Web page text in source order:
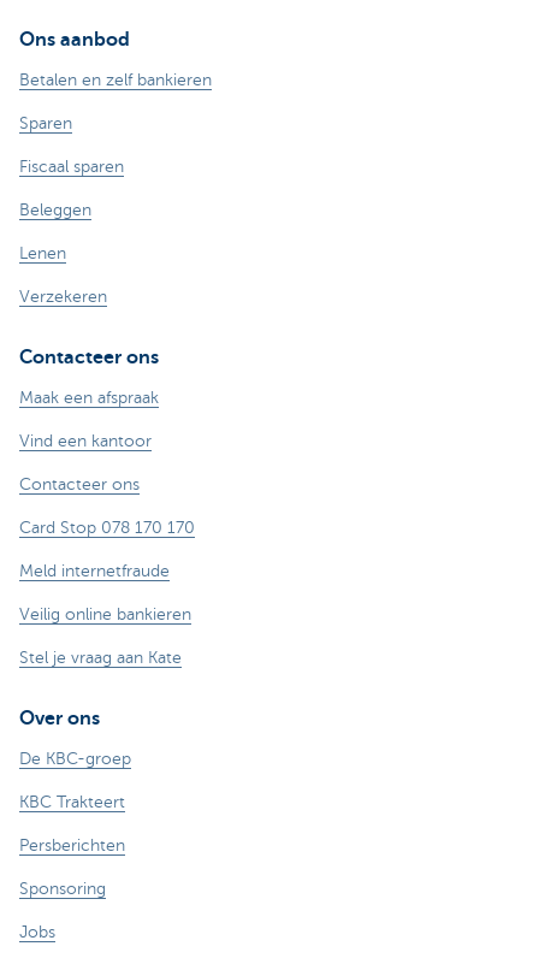
Ons aanbod
Betalen en zelf bankieren
Sparen
Fiscaal sparen
Beleggen
Lenen
Verzekeren
Contacteer ons
Maak een afspraak
Vind een kantoor
Contacteer ons
Card Stop 078 170 170
Meld internetfraude
Veilig online bankieren
Stel je vraag aan Kate
Over ons
De KBC-groep
KBC Trakteert
Persberichten
Sponsoring
Jobs